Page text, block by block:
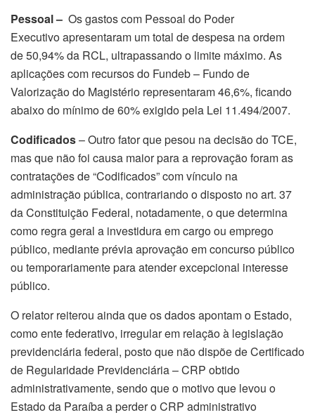
Pessoal – Os gastos com Pessoal do Poder
Executivo apresentaram um total de despesa na ordem
de 50,94% da RCL, ultrapassando o limite máximo. As
aplicações com recursos do Fundeb – Fundo de
Valorização do Magistério representaram 46,6%, ficando
abaixo do mínimo de 60% exigido pela Lei 11.494/2007.
Codificados– Outro fator que pesou na decisão do TCE,
mas que não foi causa maior para a reprovação foram as
contratações de “Codificados” com vínculo na
administração pública, contrariando o disposto no art. 37
da Constituição Federal, notadamente, o que determina
como regra geral a investidura em cargo ou emprego
público, mediante prévia aprovação em concurso público
ou temporariamente para atender excepcional interesse
público.
O relator reiterou ainda que os dados apontam o Estado,
como ente federativo, irregular em relação à legislação
previdenciária federal, posto que não dispõe de Certificado
de Regularidade Previdenciária – CRP obtido
administrativamente, sendo que o motivo que levou o
Estado da Paraíba a perder o CRP administrativo